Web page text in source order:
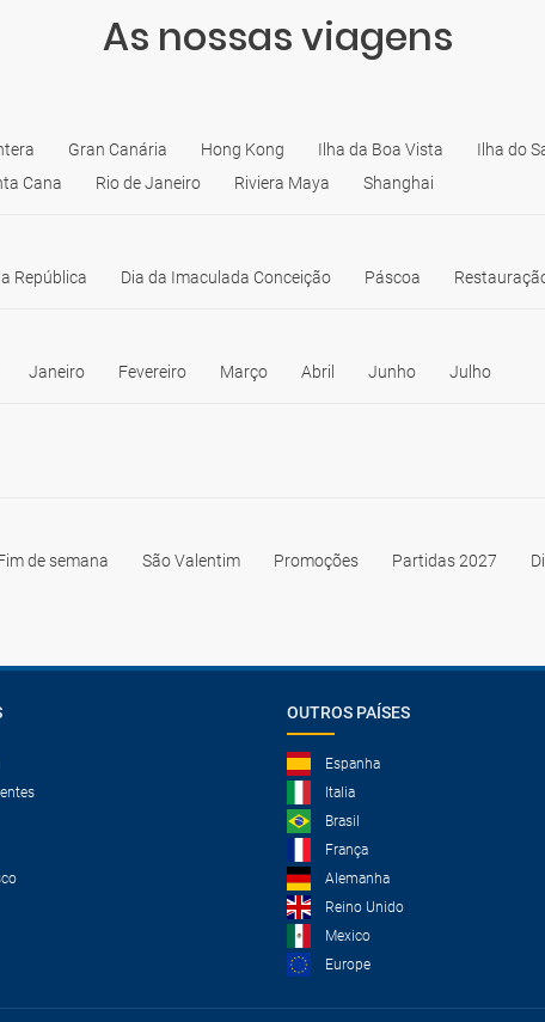
As nossas viagens
Gran Canária Hong Kong Ilha da Boa Vista Ilha do
Cana Rio de Janeiro Riviera Maya Shanghai
República Dia da Imaculada Conceição Páscoa
Janeiro Fevereiro Março Abril Junho Julho
de semana São Valentim Promoções Partidas 2027
OUTROS PAÍSES
Espanha
Italia
Brasil
França
Alemanha
Reino Unido
Mexico
Europe